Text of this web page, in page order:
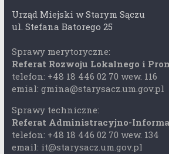
Urząd Miejski w Starym Sączu
ul. Stefana Batorego 25
Sprawy merytoryczne:
Referat Rozwoju Lokalnego i
telefon: +48 18 446 02 70 wew. 116
emial: gmina@starysacz.um.gov.pl
Sprawy techniczne:
Referat Administracyjno-
telefon: +48 18 446 02 70 wew. 134
email: it@starysacz.um.gov.pl